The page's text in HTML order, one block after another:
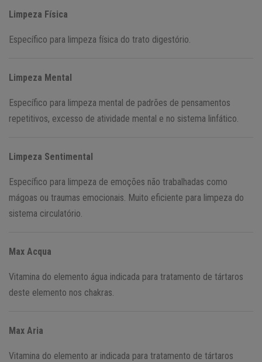
Limpeza Física
Específico para limpeza física do trato digestório.
Limpeza Mental
Específico para limpeza mental de padrões de pensamentos
repetitivos, excesso de atividade mental e no sistema linfático.
Limpeza Sentimental
Específico para limpeza de emoções não trabalhadas como
mágoas ou traumas emocionais. Muito eficiente para limpeza do
sistema circulatório.
Max Acqua
Vitamina do elemento água indicada para tratamento de tártaros
deste elemento nos chakras.
Max Aria
Vitamina do elemento ar indicada para tratamento de tártaros